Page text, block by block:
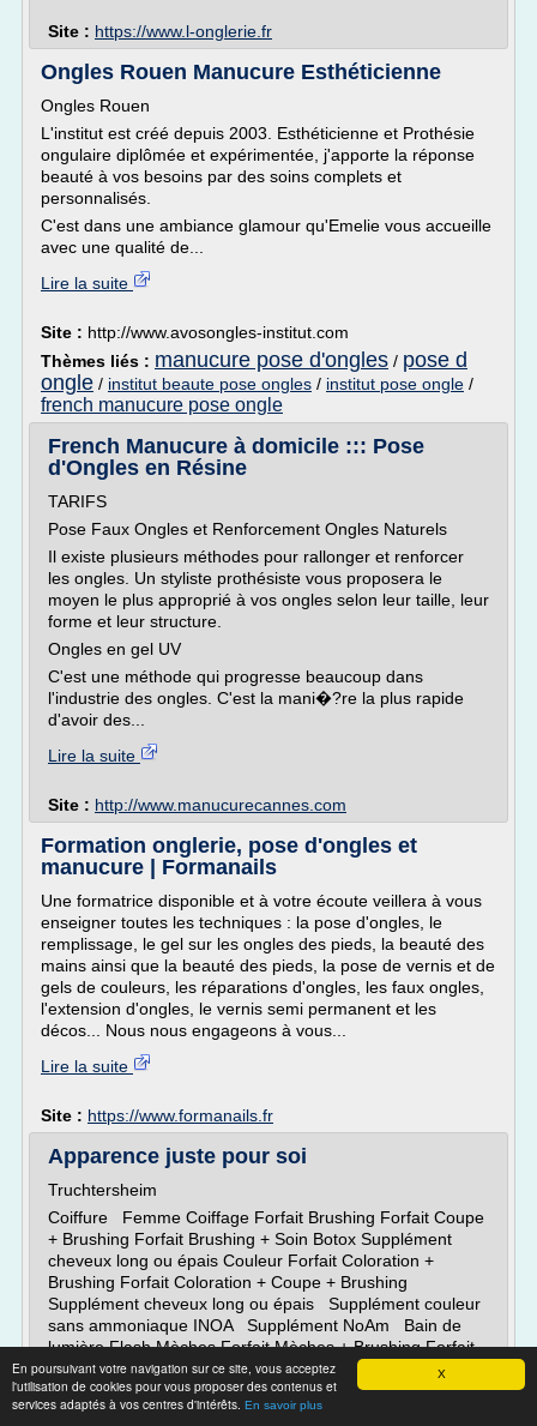
X
En poursuivant votre navigation sur ce site, vous acceptez
l'utilisation de cookies pour vous proposer des contenus et
services adaptés à vos centres d'intérêts. En savoir plus
Site : https://www.l-onglerie.fr
Ongles Rouen Manucure Esthéticienne
Ongles Rouen
L'institut est créé depuis 2003. Esthéticienne et Prothésie
ongulaire diplômée et expérimentée, j'apporte la réponse
beauté à vos besoins par des soins complets et
personnalisés.
C'est dans une ambiance glamour qu'Emelie vous accueille
avec une qualité de...
Lire la suite
Site : http://www.avosongles-institut.com
Thèmes liés : manucure pose d'ongles / pose d
ongle / institut beaute pose ongles / institut pose ongle /
french manucure pose ongle
French Manucure à domicile ::: Pose
d'Ongles en Résine
TARIFS
Pose Faux Ongles et Renforcement Ongles Naturels
Il existe plusieurs méthodes pour rallonger et renforcer
les ongles. Un styliste prothésiste vous proposera le
moyen le plus approprié à vos ongles selon leur taille, leur
forme et leur structure.
Ongles en gel UV
C'est une méthode qui progresse beaucoup dans
l'industrie des ongles. C'est la mani�?re la plus rapide
d'avoir des...
Lire la suite
Site : http://www.manucurecannes.com
Formation onglerie, pose d'ongles et
manucure | Formanails
Une formatrice disponible et à votre écoute veillera à vous
enseigner toutes les techniques : la pose d'ongles, le
remplissage, le gel sur les ongles des pieds, la beauté des
mains ainsi que la beauté des pieds, la pose de vernis et de
gels de couleurs, les réparations d'ongles, les faux ongles,
l'extension d'ongles, le vernis semi permanent et les
décos... Nous nous engageons à vous...
Lire la suite
Site : https://www.formanails.fr
Apparence juste pour soi
Truchtersheim
Coiffure Femme Coiffage Forfait Brushing Forfait Coupe
+ Brushing Forfait Brushing + Soin Botox Supplément
cheveux long ou épais Couleur Forfait Coloration +
Brushing Forfait Coloration + Coupe + Brushing
Supplément cheveux long ou épais Supplément couleur
sans ammoniaque INOA Supplément NoAm Bain de
lumière Flash Mèches Forfait Mèches + Brushing Forfait
Mèches...
Lire la suite